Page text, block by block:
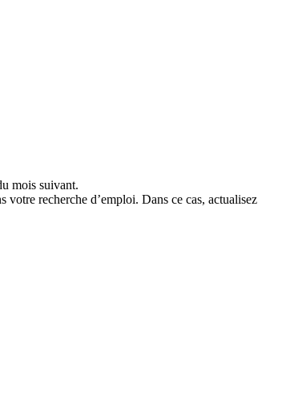
mois suivant.
votre recherche d’emploi. Dans ce cas, actualisez